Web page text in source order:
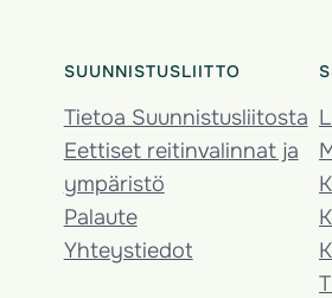
SUUNNISTUSLIITTO
Tietoa Suunnistusliitosta
Eettiset reitinvalinnat ja
ympäristö
Palaute
Yhteystiedot